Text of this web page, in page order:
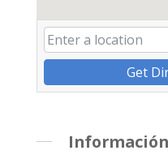
Get